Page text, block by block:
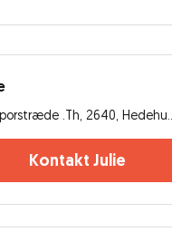
Kontakt Julie